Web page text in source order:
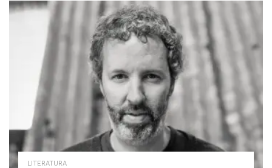
LITERATURA